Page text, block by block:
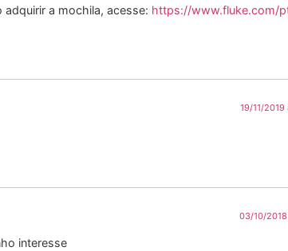
a mochila, acesse: https://www.fluke.com/
19/11/
03/10/2018
interesse